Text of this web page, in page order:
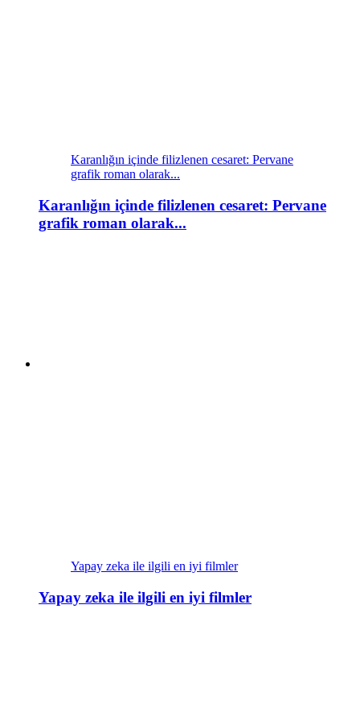
Karanlığın içinde filizlenen cesaret: Pervane
grafik roman olarak...
Karanlığın içinde filizlenen cesaret: Pervane
grafik roman olarak...
Yapay zeka ile ilgili en iyi filmler
Yapay zeka ile ilgili en iyi filmler